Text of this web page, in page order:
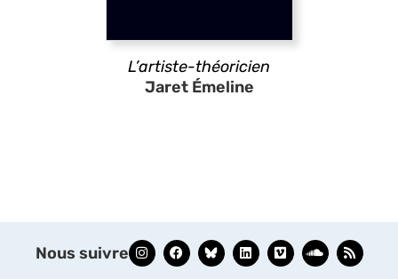
L’artiste-théoricien
Jaret Émeline
Nous suivre